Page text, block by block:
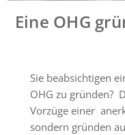
Eine OHG
Sie beabsichtigen
OHG zu gründen?
Vorzüge einer
sondern gründen